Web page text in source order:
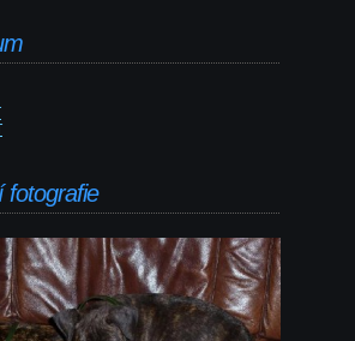
fotografie